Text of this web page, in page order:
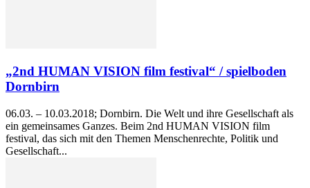
„2nd HUMAN VISION film festival“ / spielboden
Dornbirn
06.03. – 10.03.2018; Dornbirn. Die Welt und ihre Gesellschaft als
ein gemeinsames Ganzes. Beim 2nd HUMAN VISION film
festival, das sich mit den Themen Menschenrechte, Politik und
Gesellschaft...